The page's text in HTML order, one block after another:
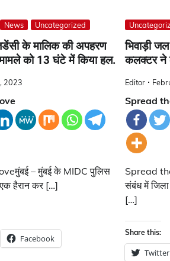
News Uncategorized
के मालिक की अपहरण
को 13 घंटे में किया हल.
2023
– मुंबई के MIDC पुलिस
हैरान कर […]
Facebook
भिवाड़ी
कलक्टर ने
Editor
Spread
Spread
संबंध में
[…]
Share this:
Twitter